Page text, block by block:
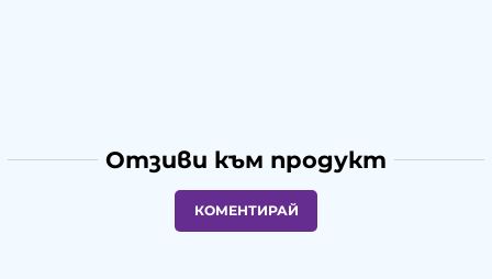
Отзиви към продукт
КОМЕНТИРАЙ